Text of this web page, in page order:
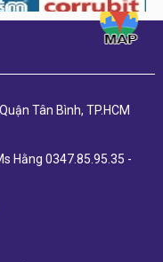
Tân Bình, TP.HCM
Hằng 0347.85.95.35 -